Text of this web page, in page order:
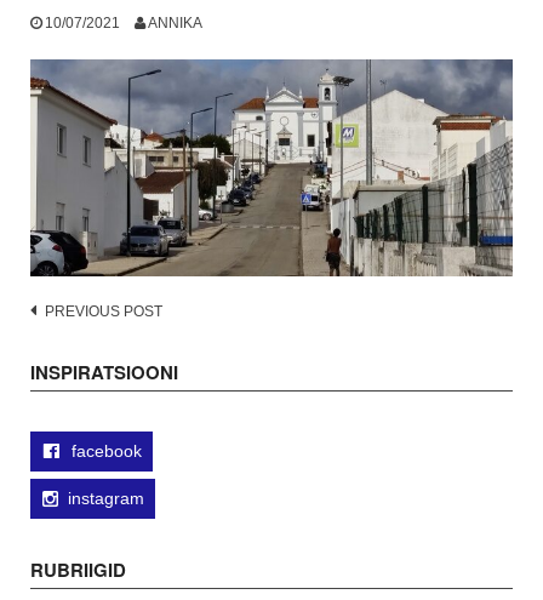
10/07/2021 ANNIKA
Post
PREVIOUS POST
INSPIRATSIOONI
facebook
instagram
RUBRIIGID